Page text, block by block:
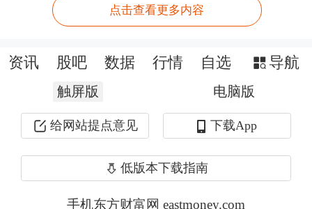
界面新闻：9月9日，国际环保机构绿色
和平、华北
电力大学（保定）与上海国
际问题研究院联合发布报告《迈向“十
五五”煤电何去何从：转型路径与多元
中国用电需求仍将保持较快增长，
预计净增量将超过2.4万亿千瓦时
点击查看更多内容
资讯 股吧 数据 行情 自选 导航
触屏版 电脑版
给网站提点意见 下载App
低版本下载指南
手机东方财富网 eastmoney.com